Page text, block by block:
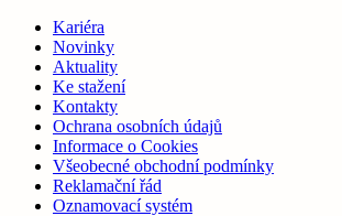
Kariéra
Novinky
Aktuality
Ke stažení
Kontakty
Ochrana osobních údajů
Informace o Cookies
Všeobecné obchodní podmínky
Reklamační řád
Oznamovací systém